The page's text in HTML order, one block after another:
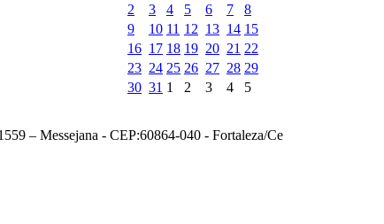
2
3 4 5 6 7
8
9
10 11 12 13 14 15
16 17 18 19 20 21 22
23 24 25 26 27 28 29
30 31 1 2 3 4 5
– Messejana - CEP:60864-040 - Fortaleza/Ce